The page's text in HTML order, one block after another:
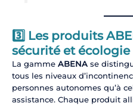
3️⃣ Les produits
sécurité et
La gamme ABENAse
tous les niveaux
personnes autonomes qu’à
assistance. Chaque produit